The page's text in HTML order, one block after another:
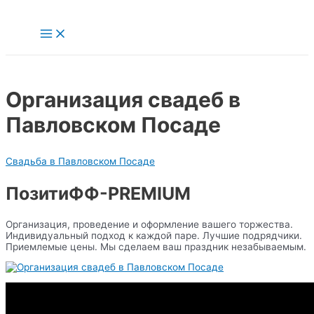
содержимому
Main
Menu
Организация свадеб в
Павловском Посаде
Свадьба в Павловском Посаде
ПозитиФФ-PREMIUM
Организация, проведение и оформление вашего торжества.
Индивидуальный подход к каждой паре. Лучшие подрядчики.
Приемлемые цены. Мы сделаем ваш праздник незабываемым.